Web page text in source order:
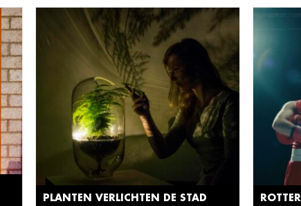
PLANTEN VERLICHTEN DE STAD